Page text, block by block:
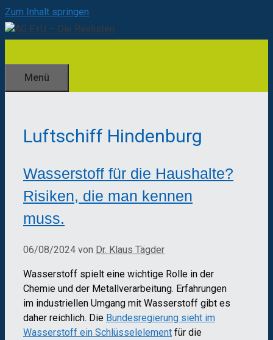
Zum Inhalt springen
Menü
Luftschiff Hindenburg
Wasserstoff für die Haushalte?
Risiken, die man kennen
muss.
06/08/2024 von Dr. Klaus Tägder
Wasserstoff spielt eine wichtige Rolle in der
Chemie und der Metallverarbeitung. Erfahrungen
im industriellen Umgang mit Wasserstoff gibt es
daher reichlich. Die Bundesregierung sieht im
Wasserstoff ein Schlüsselelement für die